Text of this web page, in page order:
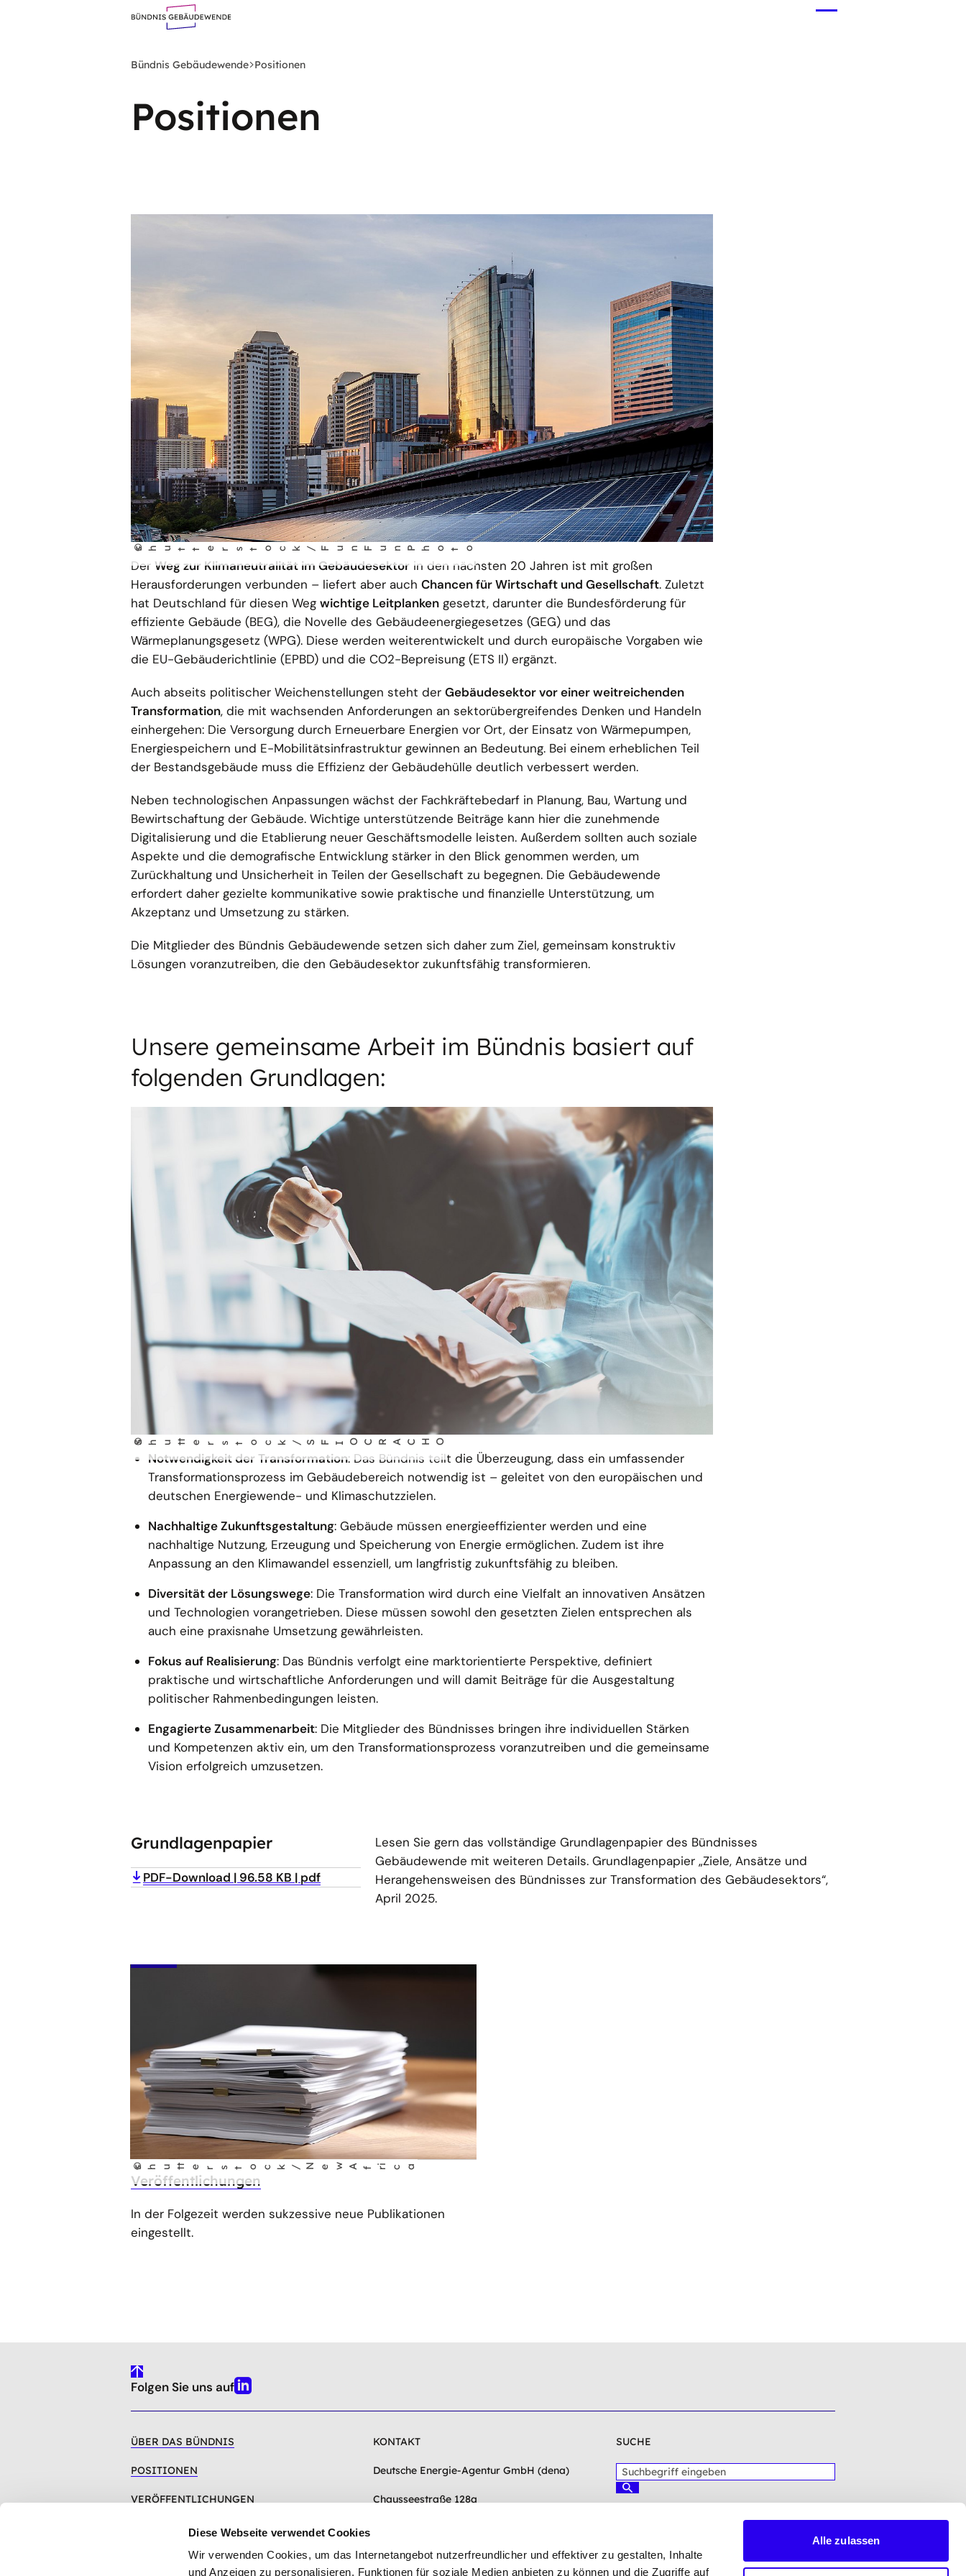
Diese Webseite verwendet Cookies
Wir verwenden Cookies, um das Internetangebot nutzerfreundlicher und effektiver zu gestalten, Inhalte
und Anzeigen zu personalisieren, Funktionen für soziale Medien anbieten zu können und die Zugriffe auf
Alle zulassen
Bündnis Gebäudewende Positionen
Positionen
©
shu
tt
erst
ock/Fun Fun Pho
t o
Der Weg zur Klimaneutralität im Gebäudesektor in den nächsten 20 Jahren ist mit großen
Herausforderungen verbunden – liefert aber auch Chancen für Wirtschaft und Gesellschaft. Zuletzt
hat Deutschland für diesen Weg wichtige Leitplanken gesetzt, darunter die Bundesförderung für
effiziente Gebäude (BEG), die Novelle des Gebäudeenergiegesetzes (GEG) und das
Wärmeplanungsgesetz (WPG). Diese werden weiterentwickelt und durch europäische Vorgaben wie
die EU-Gebäuderichtlinie (EPBD) und die CO2-Bepreisung (ETS II) ergänzt.
Auch abseits politischer Weichenstellungen steht der Gebäudesektor vor einer weitreichenden
Transformation, die mit wachsenden Anforderungen an sektorübergreifendes Denken und Handeln
einhergehen: Die Versorgung durch Erneuerbare Energien vor Ort, der Einsatz von Wärmepumpen,
Energiespeichern und E-Mobilitätsinfrastruktur gewinnen an Bedeutung. Bei einem erheblichen Teil
der Bestandsgebäude muss die Effizienz der Gebäudehülle deutlich verbessert werden.
Neben technologischen Anpassungen wächst der Fachkräftebedarf in Planung, Bau, Wartung und
Bewirtschaftung der Gebäude. Wichtige unterstützende Beiträge kann hier die zunehmende
Digitalisierung und die Etablierung neuer Geschäftsmodelle leisten. Außerdem sollten auch soziale
Aspekte und die demografische Entwicklung stärker in den Blick genommen werden, um
Zurückhaltung und Unsicherheit in Teilen der Gesellschaft zu begegnen. Die Gebäudewende
erfordert daher gezielte kommunikative sowie praktische und finanzielle Unterstützung, um
Akzeptanz und Umsetzung zu stärken.
Die Mitglieder des Bündnis Gebäudewende setzen sich daher zum Ziel, gemeinsam konstruktiv
Lösungen voranzutreiben, die den Gebäudesektor zukunftsfähig transformieren.
Unsere gemeinsame Arbeit im Bündnis basiert auf
folgenden Grundlagen:
©
Shu t
terst
ock / SFI O CRACHO
Notwendigkeit der Transformation: Das Bündnis teilt die Überzeugung, dass ein umfassender
Transformationsprozess im Gebäudebereich notwendig ist – geleitet von den europäischen und
deutschen Energiewende- und Klimaschutzzielen.
Nachhaltige Zukunftsgestaltung: Gebäude müssen energieeffizienter werden und eine
nachhaltige Nutzung, Erzeugung und Speicherung von Energie ermöglichen. Zudem ist ihre
Anpassung an den Klimawandel essenziell, um langfristig zukunftsfähig zu bleiben.
Diversität der Lösungswege: Die Transformation wird durch eine Vielfalt an innovativen Ansätzen
und Technologien vorangetrieben. Diese müssen sowohl den gesetzten Zielen entsprechen als
auch eine praxisnahe Umsetzung gewährleisten.
Fokus auf Realisierung: Das Bündnis verfolgt eine marktorientierte Perspektive, definiert
praktische und wirtschaftliche Anforderungen und will damit Beiträge für die Ausgestaltung
politischer Rahmenbedingungen leisten.
Engagierte Zusammenarbeit: Die Mitglieder des Bündnisses bringen ihre individuellen Stärken
und Kompetenzen aktiv ein, um den Transformationsprozess voranzutreiben und die gemeinsame
Vision erfolgreich umzusetzen.
Grundlagenpapier
PDF-Download 96.58 KB pdf
Lesen Sie gern das vollständige Grundlagenpapier des Bündnisses
Gebäudewende mit weiteren Details. Grundlagenpapier „Ziele, Ansätze und
Herangehensweisen des Bündnisses zur Transformation des Gebäudesektors“,
April 2025.
©
shu
t
terst
ock/ N
e w A
fr i ca
Veröffentlichungen
In der Folgezeit werden sukzessive neue Publikationen
eingestellt.
gehe
nach
Folgen Sie uns aufLinkedin
ÜBER DAS BÜNDNIS
POSITIONEN
VERÖFFENTLICHUNGEN
AKTIVITÄTEN
KONTAKT
Deutsche Energie-Agentur GmbH (dena)
Chausseestraße 128a
Zum Kontaktformular
SUCHE
u
g
r
S
u